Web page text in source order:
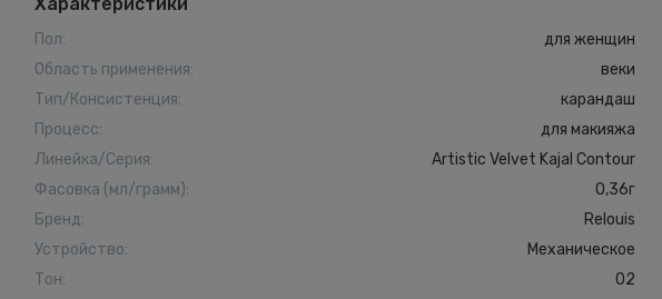
Пол:
для женщин
Область применения:
веки
Тип/Консистенция:
карандаш
Процесс:
для макияжа
Линейка/Серия:
Artistic Velvet Kajal Contour
Фасовка (мл/грамм):
0,36г
Бренд:
Relouis
Устройство:
Механическое
Тон:
02